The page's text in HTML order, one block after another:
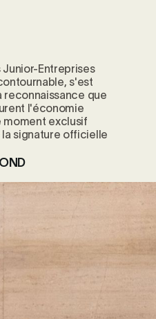
Junior-Entreprises
s'est
que
l'économie
moment exclusif
la signature officielle